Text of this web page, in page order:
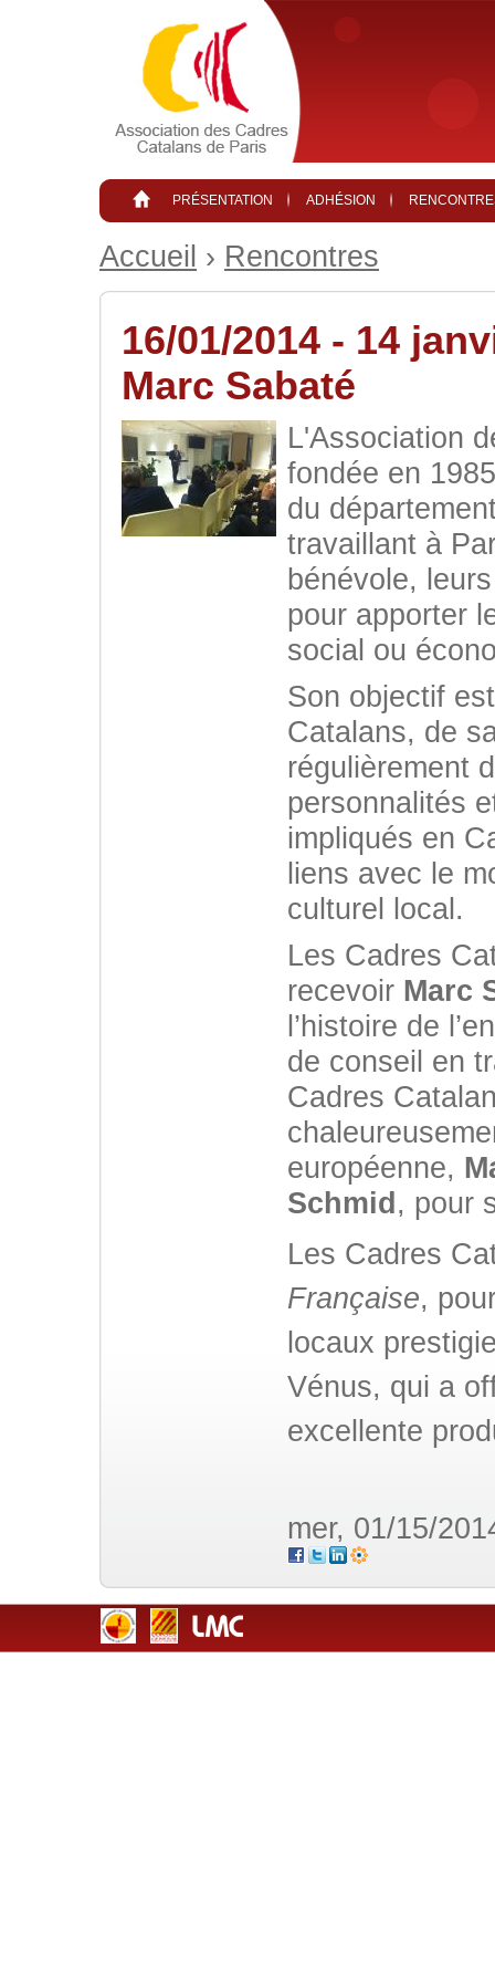
PRÉSENTATION ADHÉSION
Accueil › Rencontres
16/01/2014 - 14
Marc Sabaté
L'Association
fondée en
du
travaillant à
bénévole,
pour apporter
social ou
Son objectif
Catalans, de
régulièrement
personnalités
impliqués en
liens avec le
culturel local.
Les Cadres
recevoir Marc
l’histoire de
de conseil en
Cadres
européenne,
Schmid, pour
Les Cadres
Française,
locaux
Vénus, qui a
excellente
mer, 01/15/